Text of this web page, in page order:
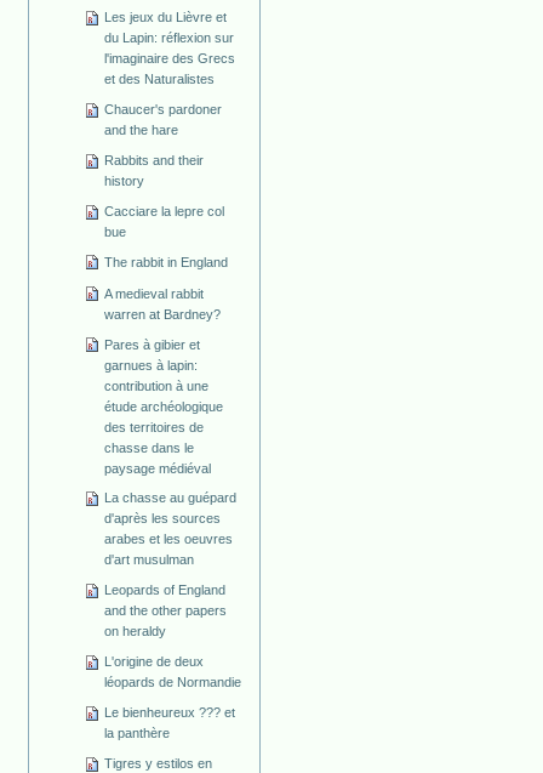
Les jeux du Lièvre et
du Lapin: réflexion sur
l'imaginaire des Grecs
et des Naturalistes
Chaucer's pardoner
and the hare
Rabbits and their
history
Cacciare la lepre col
bue
The rabbit in England
A medieval rabbit
warren at Bardney?
Pares à gibier et
garnues à lapin:
contribution à une
étude archéologique
des territoires de
chasse dans le
paysage médiéval
La chasse au guépard
d'après les sources
arabes et les oeuvres
d'art musulman
Leopards of England
and the other papers
on heraldy
L'origine de deux
léopards de Normandie
Le bienheureux ??? et
la panthère
Tigres y estilos en